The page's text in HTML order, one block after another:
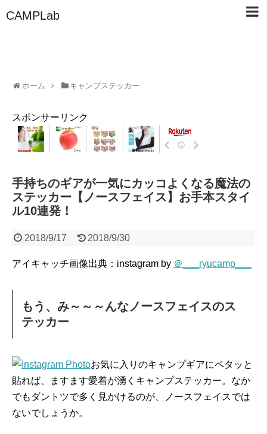
CAMPLab
ホーム キャンプステッカー
スポンサーリンク
手持ちのギアが一気にカッコよくなる魔法の
ステッカー【ノースフェイス】お手本スタイ
ル10連発！
2018/9/17 2018/9/30
アイキャッチ画像出典：instagram by ＠___ryucamp___
もう、み～～～んなノースフェイスのス
テッカー
お気に入りのキャンプギアにペタッと
貼れば、ますます愛着が湧くキャンプステッカー。なか
でもダントツで多く見かけるのが、ノースフェイスでは
ないでしょうか。